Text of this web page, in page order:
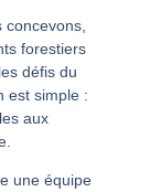
forestiers
défis du
est simple :
aux
une équipe